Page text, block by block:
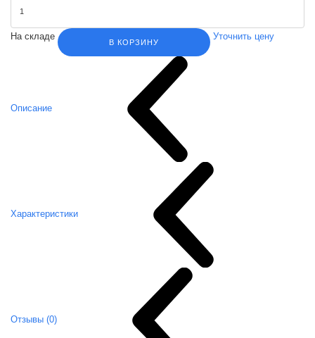
На складе
В КОРЗИНУ
Уточнить цену
Описание
Характеристики
Отзывы (0)